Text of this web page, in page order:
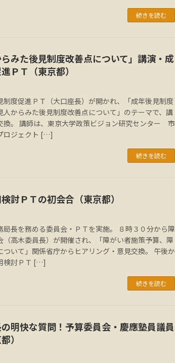
続きを読む
らみた後見制度改善点について」講演・成
ＰＴ（東京都）
制度促進ＰＴ（大口座長）が開かれ、「成年後見制度
人からみた後見制度改善点について」のテーマで、講
換。 講師は、東京大学政策ビジョン研究センター 市
ロジェクト […]
続きを読む
討ＰＴの初会合（東京都）
局長を務める委員会・ＰＴを実施。 ８時３０分から障
（高木委員長）が開催され、「障がい者施策予算、障
ついて」関係省庁からヒアリング・意見交換。 午後か
検討ＰＴ […]
続きを読む
明快な質問！予算委員会・慶應塾員議員
）